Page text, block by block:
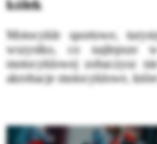
kółek
Motocykle sportowe,
wszystko, co najlepsze
motocyklowej zobaczysz
akrobacje motocyklowe,